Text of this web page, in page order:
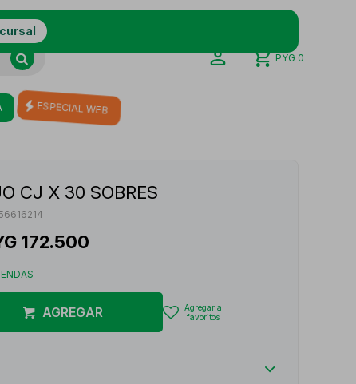
ESPECIAL WEB
PYG 0
CJ X 30 SOBRES
172.500
AGREGAR